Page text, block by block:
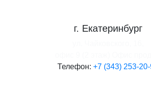
г. Екатеринбург
Телефон: +7 (343) 253-